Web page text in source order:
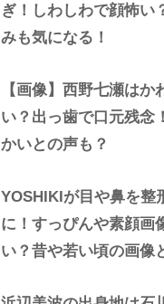
ぎ！しわしわで顔怖い
みも気になる！
【画像】西野七瀬はか
い？出っ歯で口元残念
かいとの声も？
YOSHIKIが目や鼻を整
に！すっぴんや素顔画
い？昔や若い頃の画像